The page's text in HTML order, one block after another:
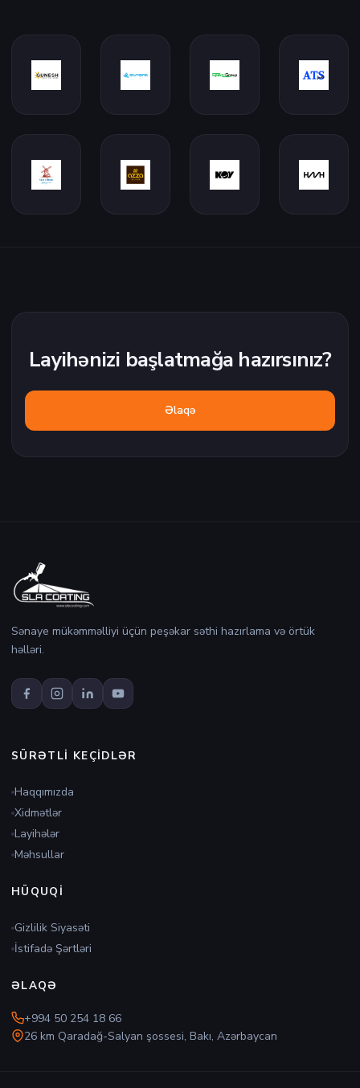
Layihənizi başlatmağa hazırsınız?
Əlaqə
Sənaye mükəmməlliyi üçün peşəkar səthi hazırlama və örtük
həlləri.
SÜRƏTLI KEÇIDLƏR
Haqqımızda
Xidmətlər
Layihələr
Məhsullar
HÜQUQI
Gizlilik Siyasəti
İstifadə Şərtləri
ƏLAQƏ
+994 50 254 18 66
26 km Qaradağ-Salyan şossesi, Bakı, Azərbaycan